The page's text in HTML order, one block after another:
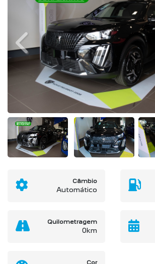
Previous
Câmbio
Automático
Quilometragem
0km
Cor
Preto